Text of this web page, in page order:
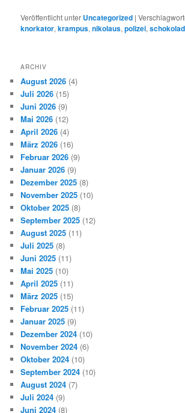
Veröffentlicht unter Uncategorized |
knorkator,krampus,nikolaus,polizei,
ARCHIV
August 2026 (4)
Juli 2026 (15)
Juni 2026 (9)
Mai 2026 (12)
April 2026 (4)
März 2026 (16)
Februar 2026 (9)
Januar 2026 (9)
Dezember 2025 (8)
November 2025 (10)
Oktober 2025 (8)
September 2025 (12)
August 2025 (11)
Juli 2025 (8)
Juni 2025 (11)
Mai 2025 (10)
April 2025 (11)
März 2025 (15)
Februar 2025 (11)
Januar 2025 (9)
Dezember 2024 (10)
November 2024 (6)
Oktober 2024 (10)
September 2024 (10)
August 2024 (7)
Juli 2024 (9)
Juni 2024 (8)